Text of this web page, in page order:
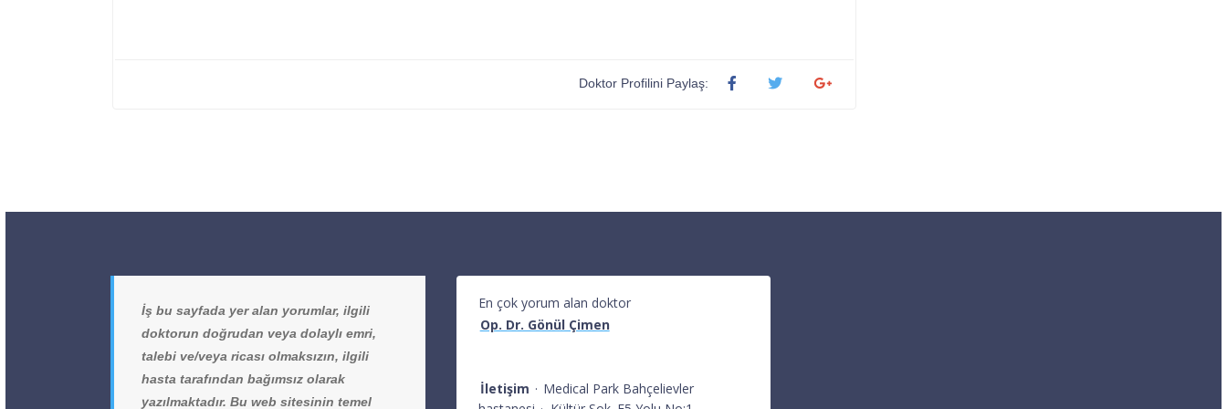
Doktor Profilini Paylaş:
İş bu sayfada yer alan yorumlar, ilgili
doktorun doğrudan veya dolaylı emri,
talebi ve/veya ricası olmaksızın, ilgili
hasta tarafından bağımsız olarak
yazılmaktadır. Bu web sitesinin temel
En çok yorum alan doktor
Op. Dr. Gönül Çimen
İletişim · Medical Park Bahçelievler